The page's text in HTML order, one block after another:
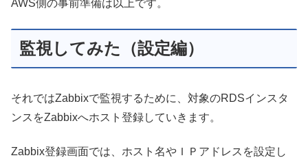
AWS側の事前準備は以上です。
監視してみた（設定編）
それではZabbixで監視するために、対象のRDSインスタ
ンスをZabbixへホスト登録していきます。
Zabbix登録画面では、ホスト名やＩＰアドレスを設定し